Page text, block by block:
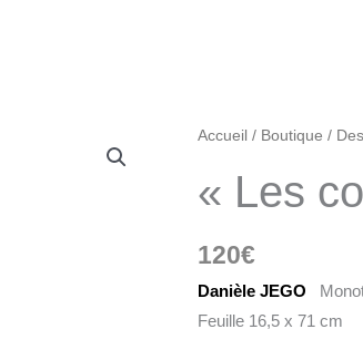
Accueil / Boutique /
« Les
120€
Danièle JEGO
Feuille 16,5 x 71 cm
quantité
"Les